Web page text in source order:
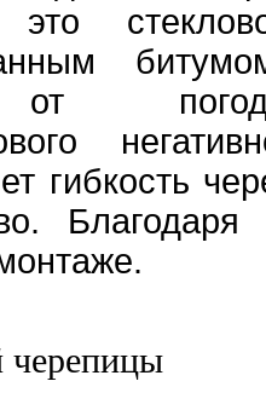
от
гибкость